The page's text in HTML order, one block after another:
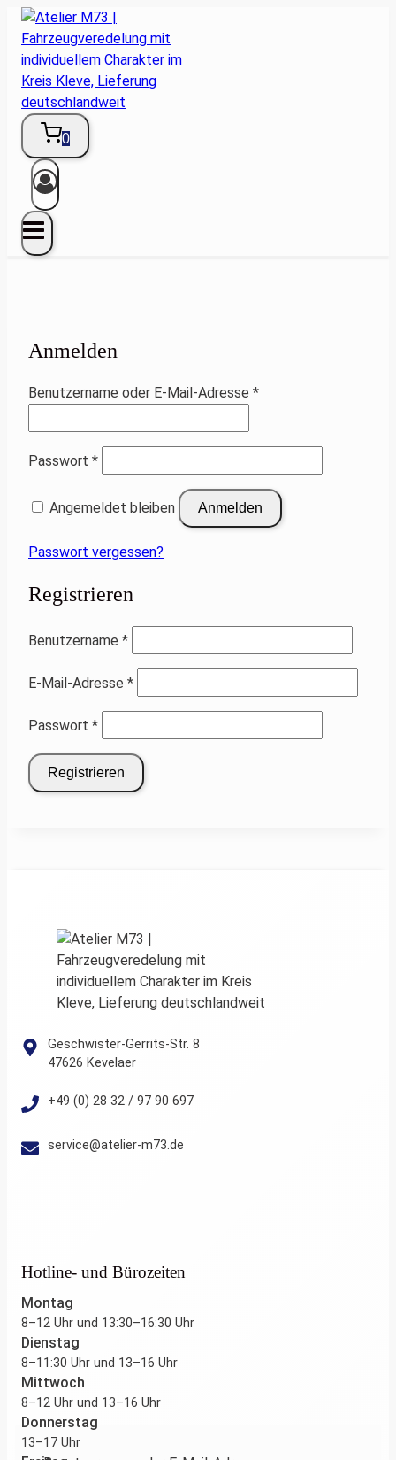
Zum
Inhalt
springen
0
Anmelden
Benutzername oder E-Mail-Adresse *Erforderlich
Passwort *Erforderlich
Angemeldet bleiben Anmelden
Passwort vergessen?
Registrieren
Benutzername *Erforderlich
E-Mail-Adresse *Erforderlich
Passwort *Erforderlich
Registrieren
Geschwister-Gerrits-Str. 8
47626 Kevelaer
+49 (0) 28 32 / 97 90 697
service@atelier-m73.de
Hotline- und Bürozeiten
Montag
8–12 Uhr und 13:30–16:30 Uhr
Dienstag
8–11:30 Uhr und 13–16 Uhr
Mittwoch
8–12 Uhr und 13–16 Uhr
Donnerstag
13–17 Uhr